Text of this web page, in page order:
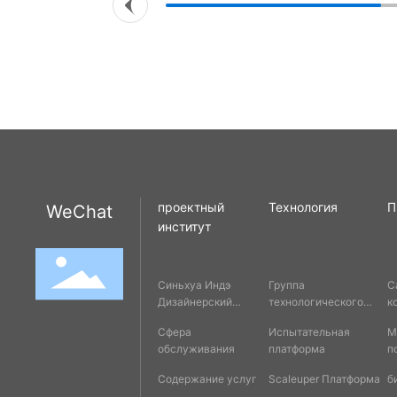
WeChat
проектный
институт
Синьхуа Индэ
Дизайнерский
Сфера
обслуживания
Содержание услуг
Технология
Группа
технологического
Испытательная
платформа
Scaleuper Платформа